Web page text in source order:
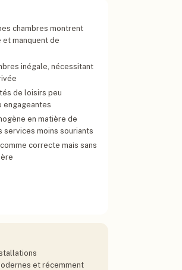
chambres montrent
et manquent de
inégale, nécessitant
de loisirs peu
engageantes
en matière de
services moins souriants
correcte mais sans
et récemment